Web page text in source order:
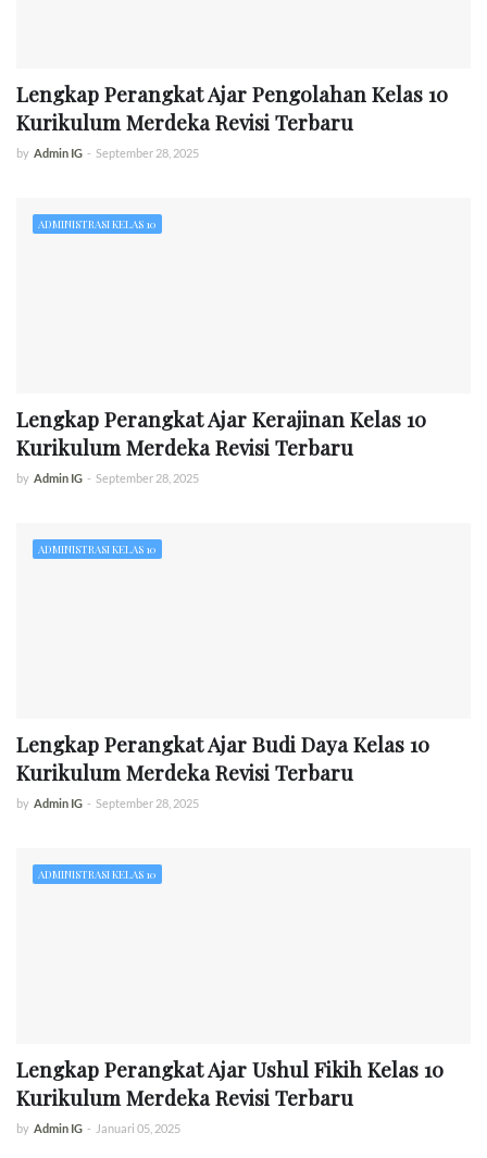
Lengkap Perangkat Ajar Pengolahan Kelas 10
Kurikulum Merdeka Revisi Terbaru
by Admin IG - September 28, 2025
ADMINISTRASI KELAS 10
Lengkap Perangkat Ajar Kerajinan Kelas 10
Kurikulum Merdeka Revisi Terbaru
by Admin IG - September 28, 2025
ADMINISTRASI KELAS 10
Lengkap Perangkat Ajar Budi Daya Kelas 10
Kurikulum Merdeka Revisi Terbaru
by Admin IG - September 28, 2025
ADMINISTRASI KELAS 10
Lengkap Perangkat Ajar Ushul Fikih Kelas 10
Kurikulum Merdeka Revisi Terbaru
by Admin IG - Januari 05, 2025